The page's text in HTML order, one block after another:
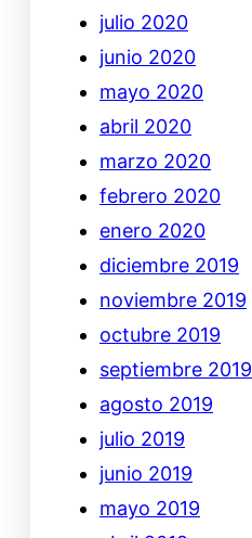
julio 2020
junio 2020
mayo 2020
abril 2020
marzo 2020
febrero 2020
enero 2020
diciembre 2019
noviembre 2019
octubre 2019
septiembre 2019
agosto 2019
julio 2019
junio 2019
mayo 2019